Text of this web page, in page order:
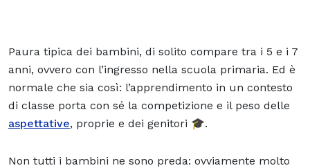
Paura tipica dei bambini, di solito compare tra i 5 e i 7
anni, ovvero con l’ingresso nella scuola primaria. Ed è
normale che sia così: l’apprendimento in un contesto
di classe porta con sé la competizione e il peso delle
aspettative, proprie e dei genitori 🎓.
Non tutti i bambini ne sono preda: ovviamente molto